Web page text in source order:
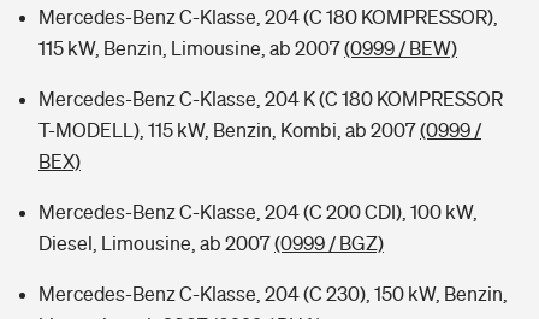
Mercedes-Benz C-Klasse, 204 (C 180 KOMPRESSOR),
115 kW, Benzin, Limousine, ab 2007(0999 / BEW)
Mercedes-Benz C-Klasse, 204 K (C 180 KOMPRESSOR
T-MODELL), 115 kW, Benzin, Kombi, ab 2007(0999 /
BEX)
Mercedes-Benz C-Klasse, 204 (C 200 CDI), 100 kW,
Diesel, Limousine, ab 2007(0999 / BGZ)
Mercedes-Benz C-Klasse, 204 (C 230), 150 kW, Benzin,